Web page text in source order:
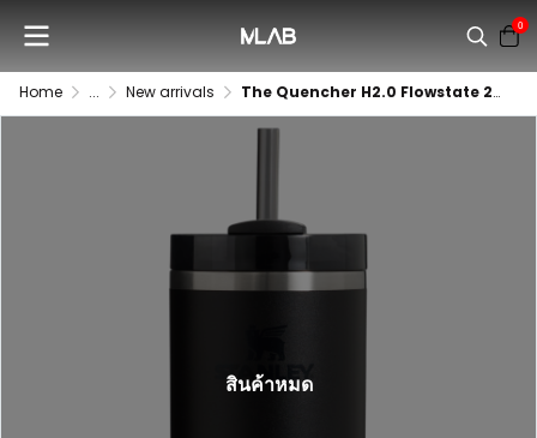
0
Home ... New arrivals The Quencher H2.0 Flowstate 20 Oz.
สินค้าหมด